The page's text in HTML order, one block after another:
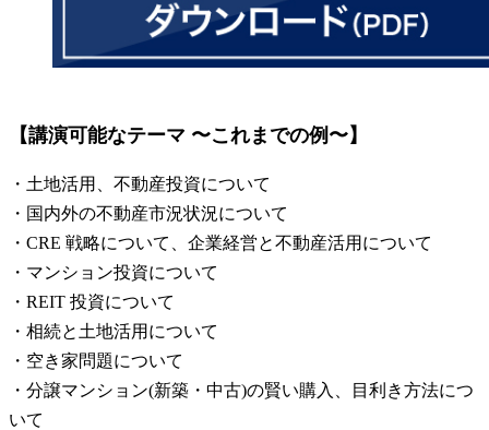
【講演可能なテーマ 〜これまでの例〜】
・土地活用、不動産投資について
・国内外の不動産市況状況について
・CRE 戦略について、企業経営と不動産活用について
・マンション投資について
・REIT 投資について
・相続と土地活用について
・空き家問題について
・分譲マンション(新築・中古)の賢い購入、目利き方法につ
いて